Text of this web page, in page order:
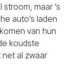
maar ’s
auto’s laden
van hun
koudste
al zwaar